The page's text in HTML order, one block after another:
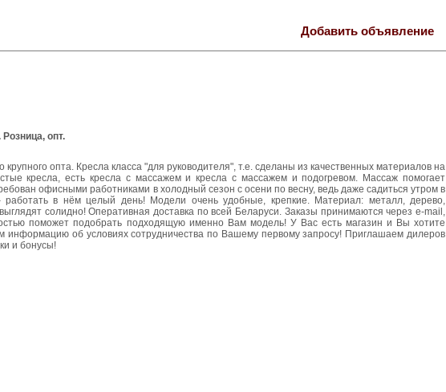
Добавить объявление
опт.
опта. Кресла класса "для руководителя", т.е. сделаны из качественных материалов на
кресла, есть кресла с массажем и кресла с массажем и подогревом. Массаж помогает
офисными работниками в холодный сезон с осени по весну, ведь даже садиться утром в
в нём целый день! Модели очень удобные, крепкие. Материал: металл, дерево,
солидно! Оперативная доставка по всей Беларуси. Заказы принимаются через e-mail,
поможет подобрать подходящую именно Вам модель! У Вас есть магазин и Вы хотите
об условиях сотрудничества по Вашему первому запросу! Приглашаем дилеров
и бонусы!